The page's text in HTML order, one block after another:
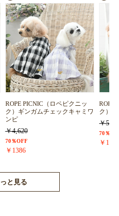
ROPE PICNIC（ロペピクニッ
ク）ギンガムチェックキャミワ
ンピ
￥4,620
70％OFF
￥1386
ROPE
ク）
￥
70％
￥
と見る